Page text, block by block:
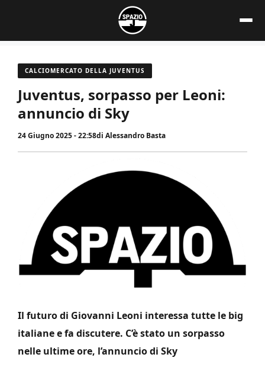
contenuto
CALCIOMERCATO DELLA JUVENTUS
Juventus, sorpasso per Leoni:
annuncio di Sky
24 Giugno 2025 - 22:58di Alessandro Basta
Il futuro di Giovanni Leoni interessa tutte le big
italiane e fa discutere. C’è stato un sorpasso
nelle ultime ore, l’annuncio di Sky